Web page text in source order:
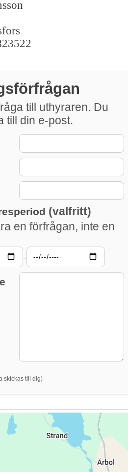
till uthyraren. Du
till din e-post.
(valfritt)
en förfrågan, inte en
–
skickas till dig)